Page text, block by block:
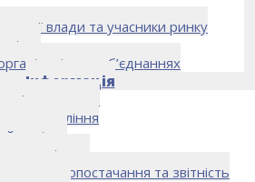
влади та учасники ринку
та об’єднаннях
Інформація
документи
управління
комітет
акти
електропостачання та звітність